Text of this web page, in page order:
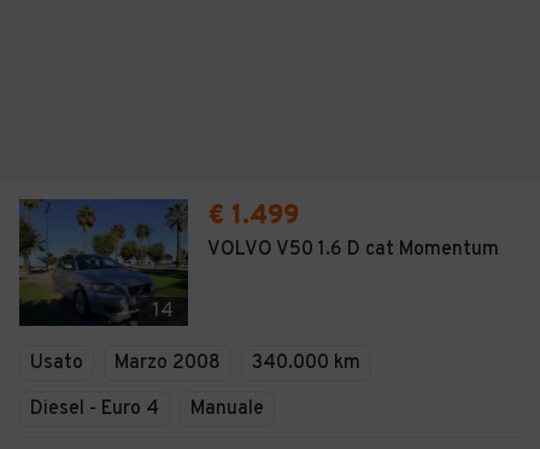
14
€ 1.499
VOLVO V50 1.6 D cat Momentum
Usato Marzo 2008
340.000 km
Diesel - Euro 4
Manuale